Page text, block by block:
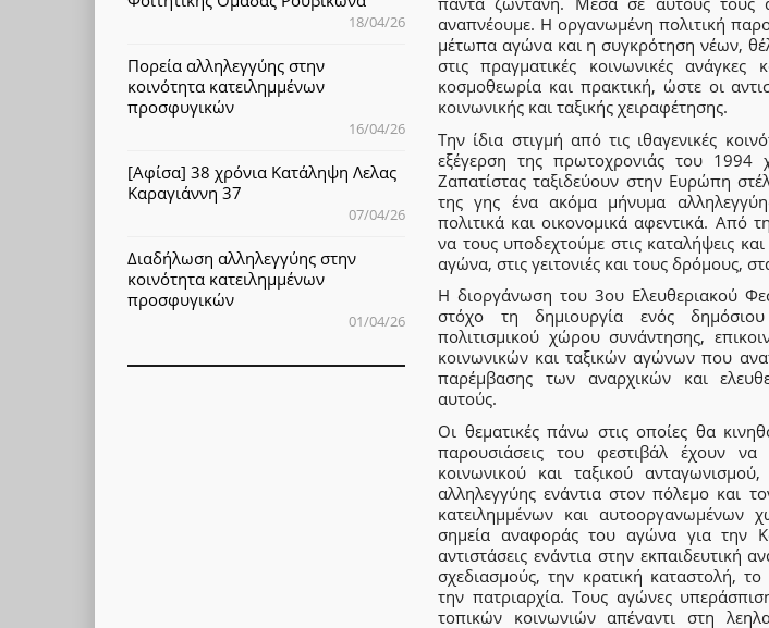
αναπνέουμε. Η οργανωμένη πολιτική
μέτωπα αγώνα και η συγκρότηση νέων,
στις πραγματικές κοινωνικές ανάγκες
κοσμοθεωρία και πρακτική, ώστε οι
κοινωνικής και ταξικής χειραφέτησης.
Την ίδια στιγμή από τις ιθαγενικές
εξέγερση της πρωτοχρονιάς του 1994
Ζαπατίστας ταξιδεύουν στην Ευρώπη
της γης ένα ακόμα μήνυμα
πολιτικά και οικονομικά αφεντικά. Από
να τους υποδεχτούμε στις καταλήψεις
αγώνα, στις γειτονιές και τους δρόμους,
Η διοργάνωση του 3ου Ελευθεριακού
στόχο τη δημιουργία ενός
πολιτισμικού χώρου συνάντησης,
κοινωνικών και ταξικών αγώνων που
παρέμβασης των αναρχικών και
αυτούς.
Οι θεματικές πάνω στις οποίες θα
παρουσιάσεις του φεστιβάλ έχουν
κοινωνικού και ταξικού
αλληλεγγύης ενάντια στον πόλεμο και
κατειλημμένων και αυτοοργανωμένων
σημεία αναφοράς του αγώνα για την
αντιστάσεις ενάντια στην εκπαιδευτική
σχεδιασμούς, την κρατική καταστολή,
την πατριαρχία. Τους αγώνες
τοπικών κοινωνιών απέναντι στη
18/04/26
Πορεία αλληλεγγύης στην
κοινότητα κατειλημμένων
προσφυγικών
16/04/26
[Αφίσα] 38 χρόνια Κατάληψη Λελας
Καραγιάννη 37
07/04/26
Διαδήλωση αλληλεγγύης στην
κοινότητα κατειλημμένων
προσφυγικών
01/04/26